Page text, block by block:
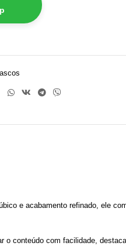
e acabamento refinado, ele
conteúdo com facilidade,